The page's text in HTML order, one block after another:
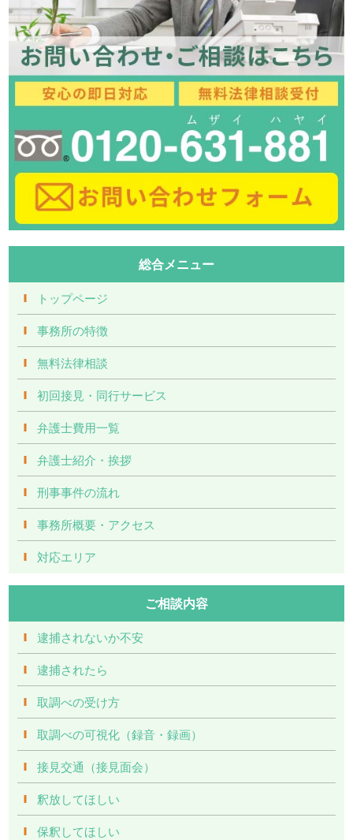
総合メニュー
トップページ
事務所の特徴
無料法律相談
初回接見・同行サービス
弁護士費用一覧
弁護士紹介・挨拶
刑事事件の流れ
事務所概要・アクセス
対応エリア
ご相談内容
逮捕されないか不安
逮捕されたら
取調べの受け方
取調べの可視化（録音・録画）
接見交通（接見面会）
釈放してほしい
保釈してほしい